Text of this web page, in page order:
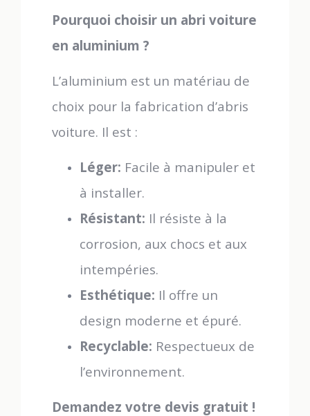
Pourquoi choisir un abri voiture
en aluminium ?
L’aluminium est un matériau de
choix pour la fabrication d’abris
voiture. Il est :
Léger: Facile à manipuler et
à installer.
Résistant: Il résiste à la
corrosion, aux chocs et aux
intempéries.
Esthétique: Il offre un
design moderne et épuré.
Recyclable: Respectueux de
l’environnement.
Demandez votre devis gratuit !